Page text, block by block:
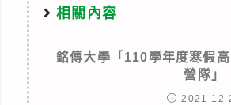
相關內容
銘傳大學「110學年度寒假
營隊」
2021-12-